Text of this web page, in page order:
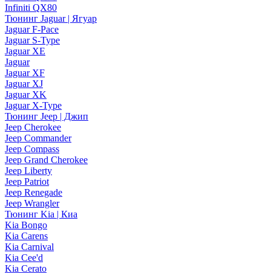
Infiniti QX80
Тюнинг Jaguar | Ягуар
Jaguar F-Pace
Jaguar S-Type
Jaguar XE
Jaguar
Jaguar XF
Jaguar XJ
Jaguar XK
Jaguar X-Type
Тюнинг Jeep | Джип
Jeep Cherokee
Jeep Commander
Jeep Compass
Jeep Grand Cherokee
Jeep Liberty
Jeep Patriot
Jeep Renegade
Jeep Wrangler
Тюнинг Kia | Киа
Kia Bongo
Kia Carens
Kia Carnival
Kia Cee'd
Kia Cerato